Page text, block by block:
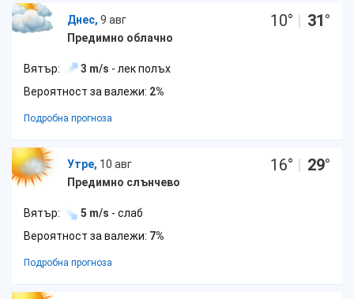
Днес, 9 авг
Предимно облачно
10° | 31°
Вятър: 3 m/s - лек полъх
Вероятност за валежи: 2%
Подробна прогноза
Утре, 10 авг
Предимно слънчево
16° | 29°
Вятър: 5 m/s - слаб
Вероятност за валежи: 7%
Подробна прогноза